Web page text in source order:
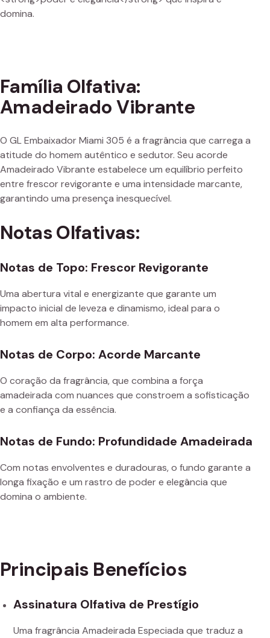
domina.
Família Olfativa:
Amadeirado Vibrante
O GL Embaixador Miami 305 é a fragrância que carrega a
atitude do homem autêntico e sedutor. Seu acorde
Amadeirado Vibrante estabelece um equilíbrio perfeito
entre frescor revigorante e uma intensidade marcante,
garantindo uma presença inesquecível.
Notas Olfativas:
Notas de Topo: Frescor Revigorante
Uma abertura vital e energizante que garante um
impacto inicial de leveza e dinamismo, ideal para o
homem em alta performance.
Notas de Corpo: Acorde Marcante
O coração da fragrância, que combina a força
amadeirada com nuances que constroem a sofisticação
e a confiança da essência.
Notas de Fundo: Profundidade Amadeirada
Com notas envolventes e duradouras, o fundo garante a
longa fixação e um rastro de poder e elegância que
domina o ambiente.
Principais Benefícios
Assinatura Olfativa de Prestígio
Uma fragrância Amadeirada Especiada que traduz a